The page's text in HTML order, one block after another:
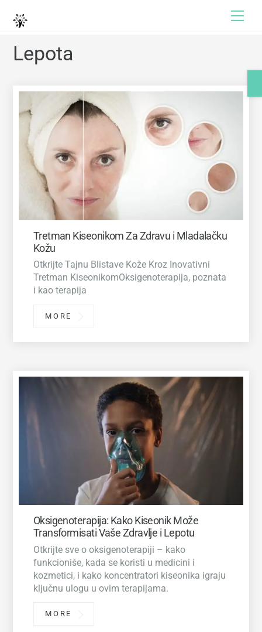
content
contentLepota
Tretman Kiseonikom Za Zdravu i Mladalačku
Kožu
Otkrijte Tajnu Blistave Kože Kroz Inovativni
Tretman KiseonikomOksigenoterapija, poznata
i kao terapija
MORE
Oksigenoterapija: Kako Kiseonik Može
Transformisati Vaše Zdravlje i Lepotu
Otkrijte sve o oksigenoterapiji – kako
funkcioniše, kada se koristi u medicini i
kozmetici, i kako koncentratori kiseonika igraju
ključnu ulogu u ovim terapijama.
MORE